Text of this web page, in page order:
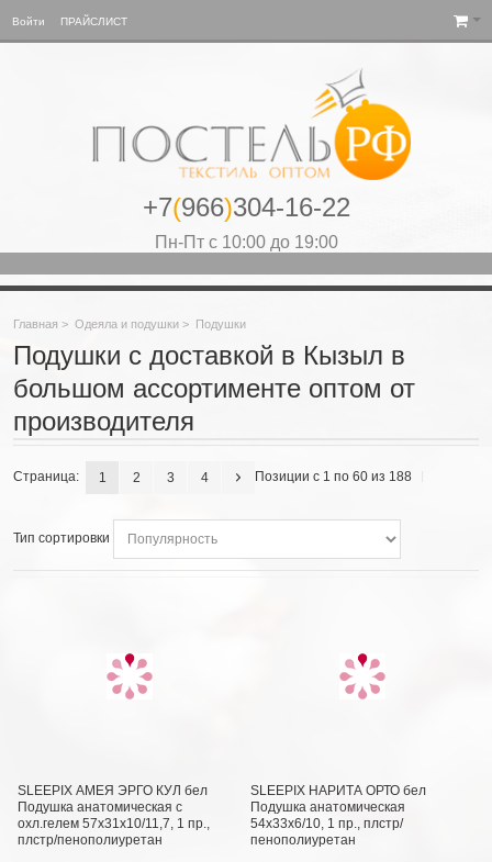
Войти ПРАЙСЛИСТ
+7(966)304-16-22
Пн-Пт с 10:00 до 19:00
Главная > Одеяла и подушки > Подушки
Подушки с доставкой в Кызыл в
большом ассортименте оптом от
производителя
Позиции с 1 по 60 из 188
Страница: 1 2 3 4
Тип сортировки
SLEEPIX АМЕЯ ЭРГО КУЛ бел
Подушка анатомическая с
охл.гелем 57х31х10/11,7, 1 пр.,
плстр/пенополиуретан
SLEEPIX НАРИТА ОРТО бел
Подушка анатомическая
54x33x6/10, 1 пр., плстр/
пенополиуретан